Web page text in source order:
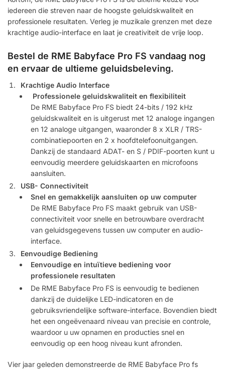
iedereen die streven naar de hoogste geluidskwaliteit en
professionele resultaten. Verleg je muzikale grenzen met deze
krachtige audio-interface en laat je creativiteit de vrije loop.
Bestel de RME Babyface Pro FS vandaag nog
en ervaar de ultieme geluidsbeleving.
Krachtige Audio Interface
Professionele geluidskwaliteit en flexibiliteit
De RME Babyface Pro FS biedt 24-bits / 192 kHz
geluidskwaliteit en is uitgerust met 12 analoge ingangen
en 12 analoge uitgangen, waaronder 8 x XLR / TRS-
combinatiepoorten en 2 x hoofdtelefoonuitgangen.
Dankzij de standaard ADAT- en S / PDIF-poorten kunt u
eenvoudig meerdere geluidskaarten en microfoons
aansluiten.
USB- Connectiviteit
Snel en gemakkelijk aansluiten op uw computer
De RME Babyface Pro FS maakt gebruik van USB-
connectiviteit voor snelle en betrouwbare overdracht
van geluidsgegevens tussen uw computer en audio-
interface.
Eenvoudige Bediening
Eenvoudige en intuïtieve bediening voor
professionele resultaten
De RME Babyface Pro FS is eenvoudig te bedienen
dankzij de duidelijke LED-indicatoren en de
gebruiksvriendelijke software-interface. Bovendien biedt
het een ongeëvenaard niveau van precisie en controle,
waardoor u uw opnamen en producties snel en
eenvoudig op een hoog niveau kunt afronden.
Vier jaar geleden demonstreerde de RME Babyface Pro fs